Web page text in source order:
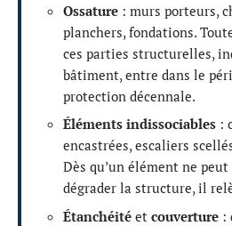
Ossature : murs porteurs,
planchers, fondations.
ces parties structurelles,
bâtiment, entre dans le
protection décennale.
Éléments indissociables :
encastrées, escaliers
Dès qu’un élément ne
dégrader la structure, il
Étanchéité et couverture :